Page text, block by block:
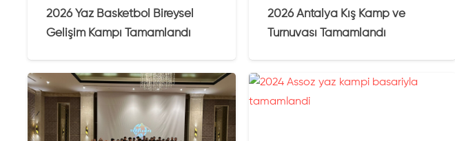
2026 Yaz Basketbol Bireysel
Gelişim Kampı Tamamlandı
2026 Antalya Kış Kamp ve
Turnuvası Tamamlandı